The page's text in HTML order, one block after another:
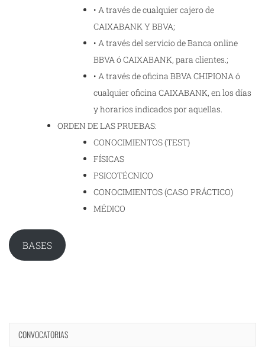
• A través de cualquier cajero de
CAIXABANK Y BBVA;
• A través del servicio de Banca online
BBVA ó CAIXABANK, para clientes.;
• A través de oficina BBVA CHIPIONA ó
cualquier oficina CAIXABANK, en los días
y horarios indicados por aquellas.
ORDEN DE LAS PRUEBAS:
CONOCIMIENTOS (TEST)
FÍSICAS
PSICOTÉCNICO
CONOCIMIENTOS (CASO PRÁCTICO)
MÉDICO
BASES
CONVOCATORIAS